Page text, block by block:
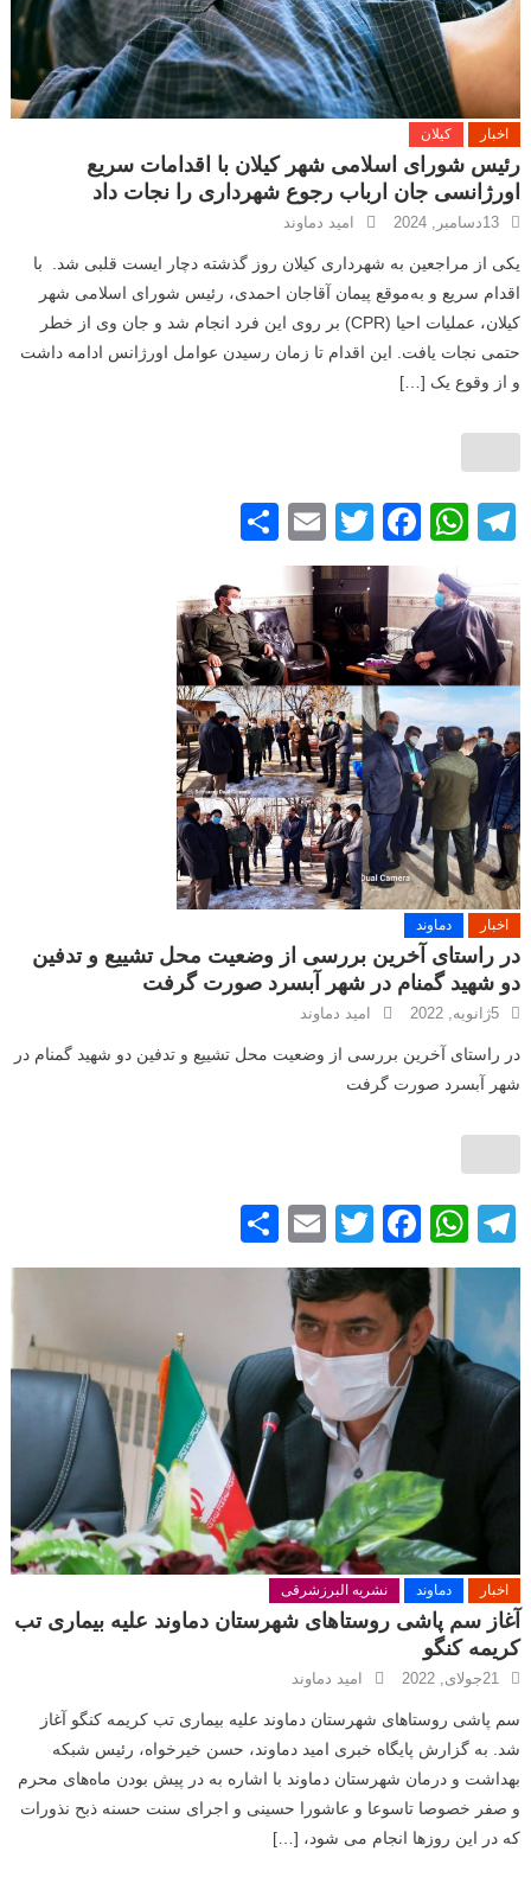
اخبار کیلان
رئیس شورای اسلامی شهر کیلان با اقدامات سریع
اورژانسی جان ارباب‌ رجوع شهرداری را نجات داد
13دسامبر, 2024 امید دماوند
یکی از مراجعین به شهرداری کیلان روز گذشته دچار ایست قلبی شد. با
اقدام سریع و به‌موقع پیمان آقاجان احمدی، رئیس شورای اسلامی شهر
کیلان، عملیات احیا (CPR) بر روی این فرد انجام شد و جان وی از خطر
حتمی نجات یافت. این اقدام تا زمان رسیدن عوامل اورژانس ادامه داشت
و از وقوع یک […]
T
e
gr
a
m
W
at
s
A
p
p
F
a
c
e
b
o
o
k
T
wi
tt
er
E
m
ail
ar
e
اخبار دماوند
در راستای آخرین بررسی از وضعیت محل تشییع و تدفین
دو شهید گمنام در شهر آبسرد صورت گرفت
5ژانویه, 2022 امید دماوند
در راستای آخرین بررسی از وضعیت محل تشییع و تدفین دو شهید گمنام در
شهر آبسرد صورت گرفت
T
el
e
gr
a
W
h
at
s
A
F
a
c
e
b
o
o
k
T
wi
tt
er
E
m
ail
h
اخبار دماوند نشریه البرزشرقی
آغاز سم‌ پاشی روستاهای شهرستان دماوند علیه بیماری تب
کریمه کنگو
21جولای, 2022 امید دماوند
سم‌ پاشی روستاهای شهرستان دماوند علیه بیماری تب کریمه کنگو آغاز
شد. به گزارش پایگاه خبری امید دماوند، حسن خیرخواه، رئیس شبکه
بهداشت و درمان شهرستان دماوند با اشاره به در پیش بودن ماه‌های محرم
و صفر خصوصا تاسوعا و عاشورا حسینی و اجرای سنت حسنه ذبح نذورات
که در این روزها انجام می شود، […]